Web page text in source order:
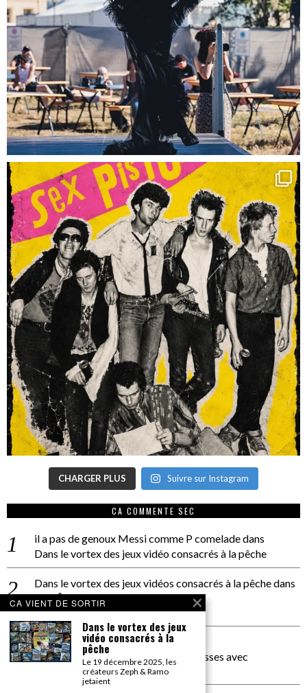
CHARGER PLUS Suivre sur Instagram
CA COMMENTE SEC
il a pas de genoux Messi comme P comeladedans
Dans le vortex des jeux vidéo consacrés à la pêche
Dans le vortex des jeux vidéos consacrés à la pêchedans
PACÔME THIELLEMENT
La séance d’Hip Gnose
La Patrie
dans
On a parlé Dolce Vita et lutte des classes avec
Bernardino Femminielli
CA VIENT DE SORTIR
Dans le vortex des jeux
vidéo consacrés à la
pêche
Le 19 décembre 2025, les
créateurs Zeph & Ramo
jetaient